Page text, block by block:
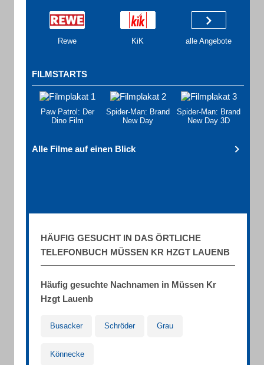
Rewe KiK alle Angebote
FILMSTARTS
Paw Patrol: Der
Dino Film
Spider-Man: Brand
New Day
Spider-Man: Brand
New Day 3D
Alle Filme auf einen Blick
HÄUFIG GESUCHT IN DAS ÖRTLICHE
TELEFONBUCH MÜSSEN KR HZGT LAUENB
Häufig gesuchte Nachnamen in Müssen Kr
Hzgt Lauenb
Busacker Schröder Grau
Könnecke